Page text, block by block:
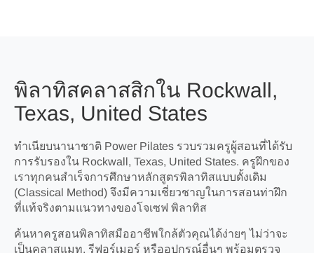
พิลาทิสคลาสสิกใน Rockwall,
Texas, United States
ทำเนียบนานาชาติ Power Pilates รวบรวมครูผู้สอนที่ได้รับ
การรับรองใน Rockwall, Texas, United States. ครูฝึกของ
เราทุกคนสำเร็จการศึกษาหลักสูตรพิลาทิสแบบดั้งเดิม
(Classical Method) จึงมีความเชี่ยวชาญในการสอนท่าฝึก
ที่แท้จริงตามแนวทางของโจเซฟ พิลาทิส
ค้นหาครูสอนพิลาทิสมืออาชีพใกล้ตัวคุณได้ง่ายๆ ไม่ว่าจะ
เป็นคลาสแมท, รีฟอร์เมอร์ หรืออุปกรณ์อื่นๆ พร้อมตรวจ